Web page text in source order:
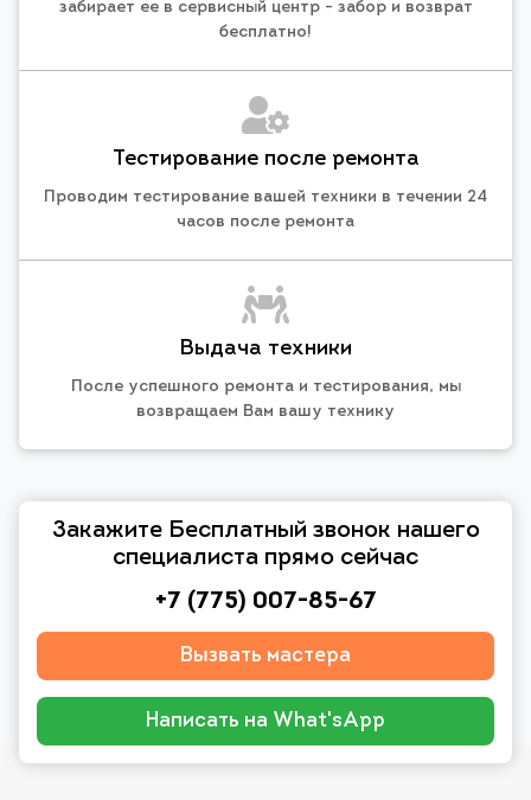
забирает ее в сервисный центр - забор и возврат
бесплатно!
Тестирование после ремонта
Проводим тестирование вашей техники в течении 24
часов после ремонта
Выдача техники
После успешного ремонта и тестирования, мы
возвращаем Вам вашу технику
Закажите Бесплатный звонок нашего
специалиста прямо сейчас
+7 (775) 007-85-67
Вызвать мастера
Написать на What'sApp